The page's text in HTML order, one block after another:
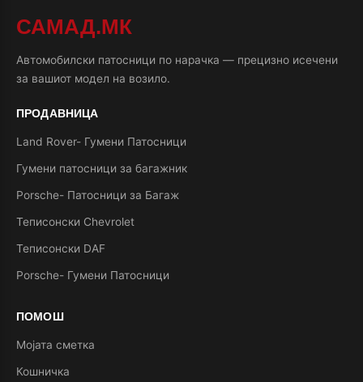
САМАД.МК
Автомобилски патосници по нарачка — прецизно исечени
за вашиот модел на возило.
ПРОДАВНИЦА
Land Rover- Гумени Патосници
Гумени патосници за багажник
Porsche- Патосници за Багаж
Теписонски Chevrolet
Теписонски DAF
Porsche- Гумени Патосници
ПОМОШ
Мојата сметка
Кошничка